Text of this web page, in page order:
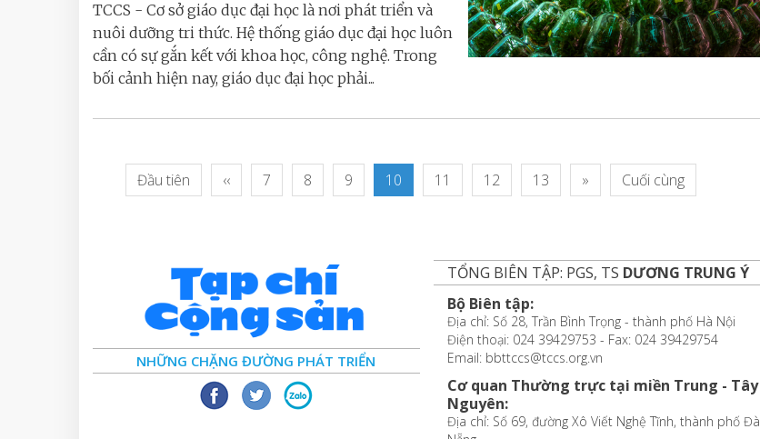
TCCS - Cơ sở giáo dục đại học là nơi phát triển và
nuôi dưỡng tri thức. Hệ thống giáo dục đại học luôn
cần có sự gắn kết với khoa học, công nghệ. Trong
bối cảnh hiện nay, giáo dục đại học phải...
Đầu tiên ‹‹ 7 8 9 10 11 12 13 » Cuối cùng
NHỮNG CHẶNG ĐƯỜNG PHÁT TRIỂN
TỔNG BIÊN TẬP: PGS, TS DƯƠNG TRUNG Ý
Bộ Biên tập:
Địa chỉ: Số 28, Trần Bình Trọng - thành phố Hà Nội
Điện thoại: 024 39429753 - Fax: 024 39429754
Email: bbttccs@tccs.org.vn
Cơ quan Thường trực tại miền Trung - Tây
Nguyên:
Địa chỉ: Số 69, đường Xô Viết Nghệ Tĩnh, thành phố Đà